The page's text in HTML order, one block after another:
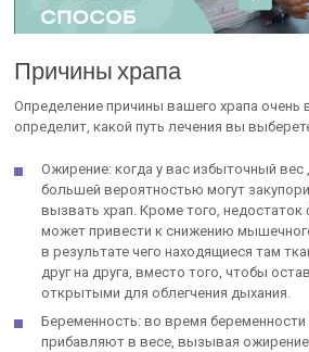
Причины храпа
Определение причины вашего храпа очень
определит, какой путь лечения вы
Ожирение: когда у вас избыточный
большей вероятностью могут
вызвать храп. Кроме того, недостаток
может привести к снижению
в результате чего находящиеся там
друг на друга, вместо того, чтобы
открытыми для облегчения дыхания.
Беременность: во время
прибавляют в весе, вызывая